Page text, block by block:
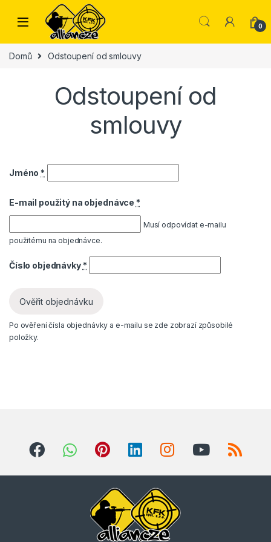
Skip to navigation
Skip to content
0
Domů Odstoupení od smlouvy
Odstoupení od
smlouvy
Jméno *
E-mail použitý na objednávce *
Musí odpovídat e-mailu
použitému na objednávce.
Číslo objednávky *
Ověřit objednávku
Po ověření čísla objednávky a e-mailu se zde zobrazí způsobilé
položky.